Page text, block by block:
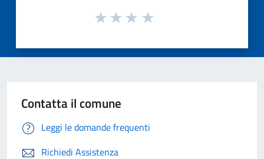
Contatta il comune
Leggi le domande frequenti
Richiedi Assistenza